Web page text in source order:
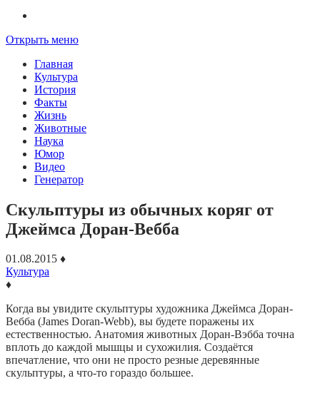
Открыть меню
Главная
Культура
История
Факты
Жизнь
Животные
Наука
Юмор
Видео
Генератор
Скульптуры из обычных коряг от
Джеймса Доран-Вебба
01.08.2015 ♦
Культура
♦
Когда вы увидите скульптуры художника Джеймса Доран-
Вебба (James Doran-Webb), вы будете поражены их
естественностью. Анатомия животных Доран-Вэбба точна
вплоть до каждой мышцы и сухожилия. Создаётся
впечатление, что они не просто резные деревянные
скульптуры, а что-то гораздо большее.